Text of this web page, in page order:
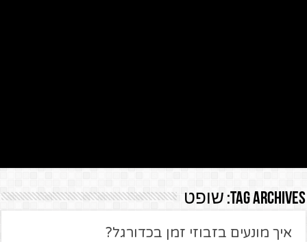
Tag Archives: שופט
איך מונעים בזבוזי זמן בכדורגל?